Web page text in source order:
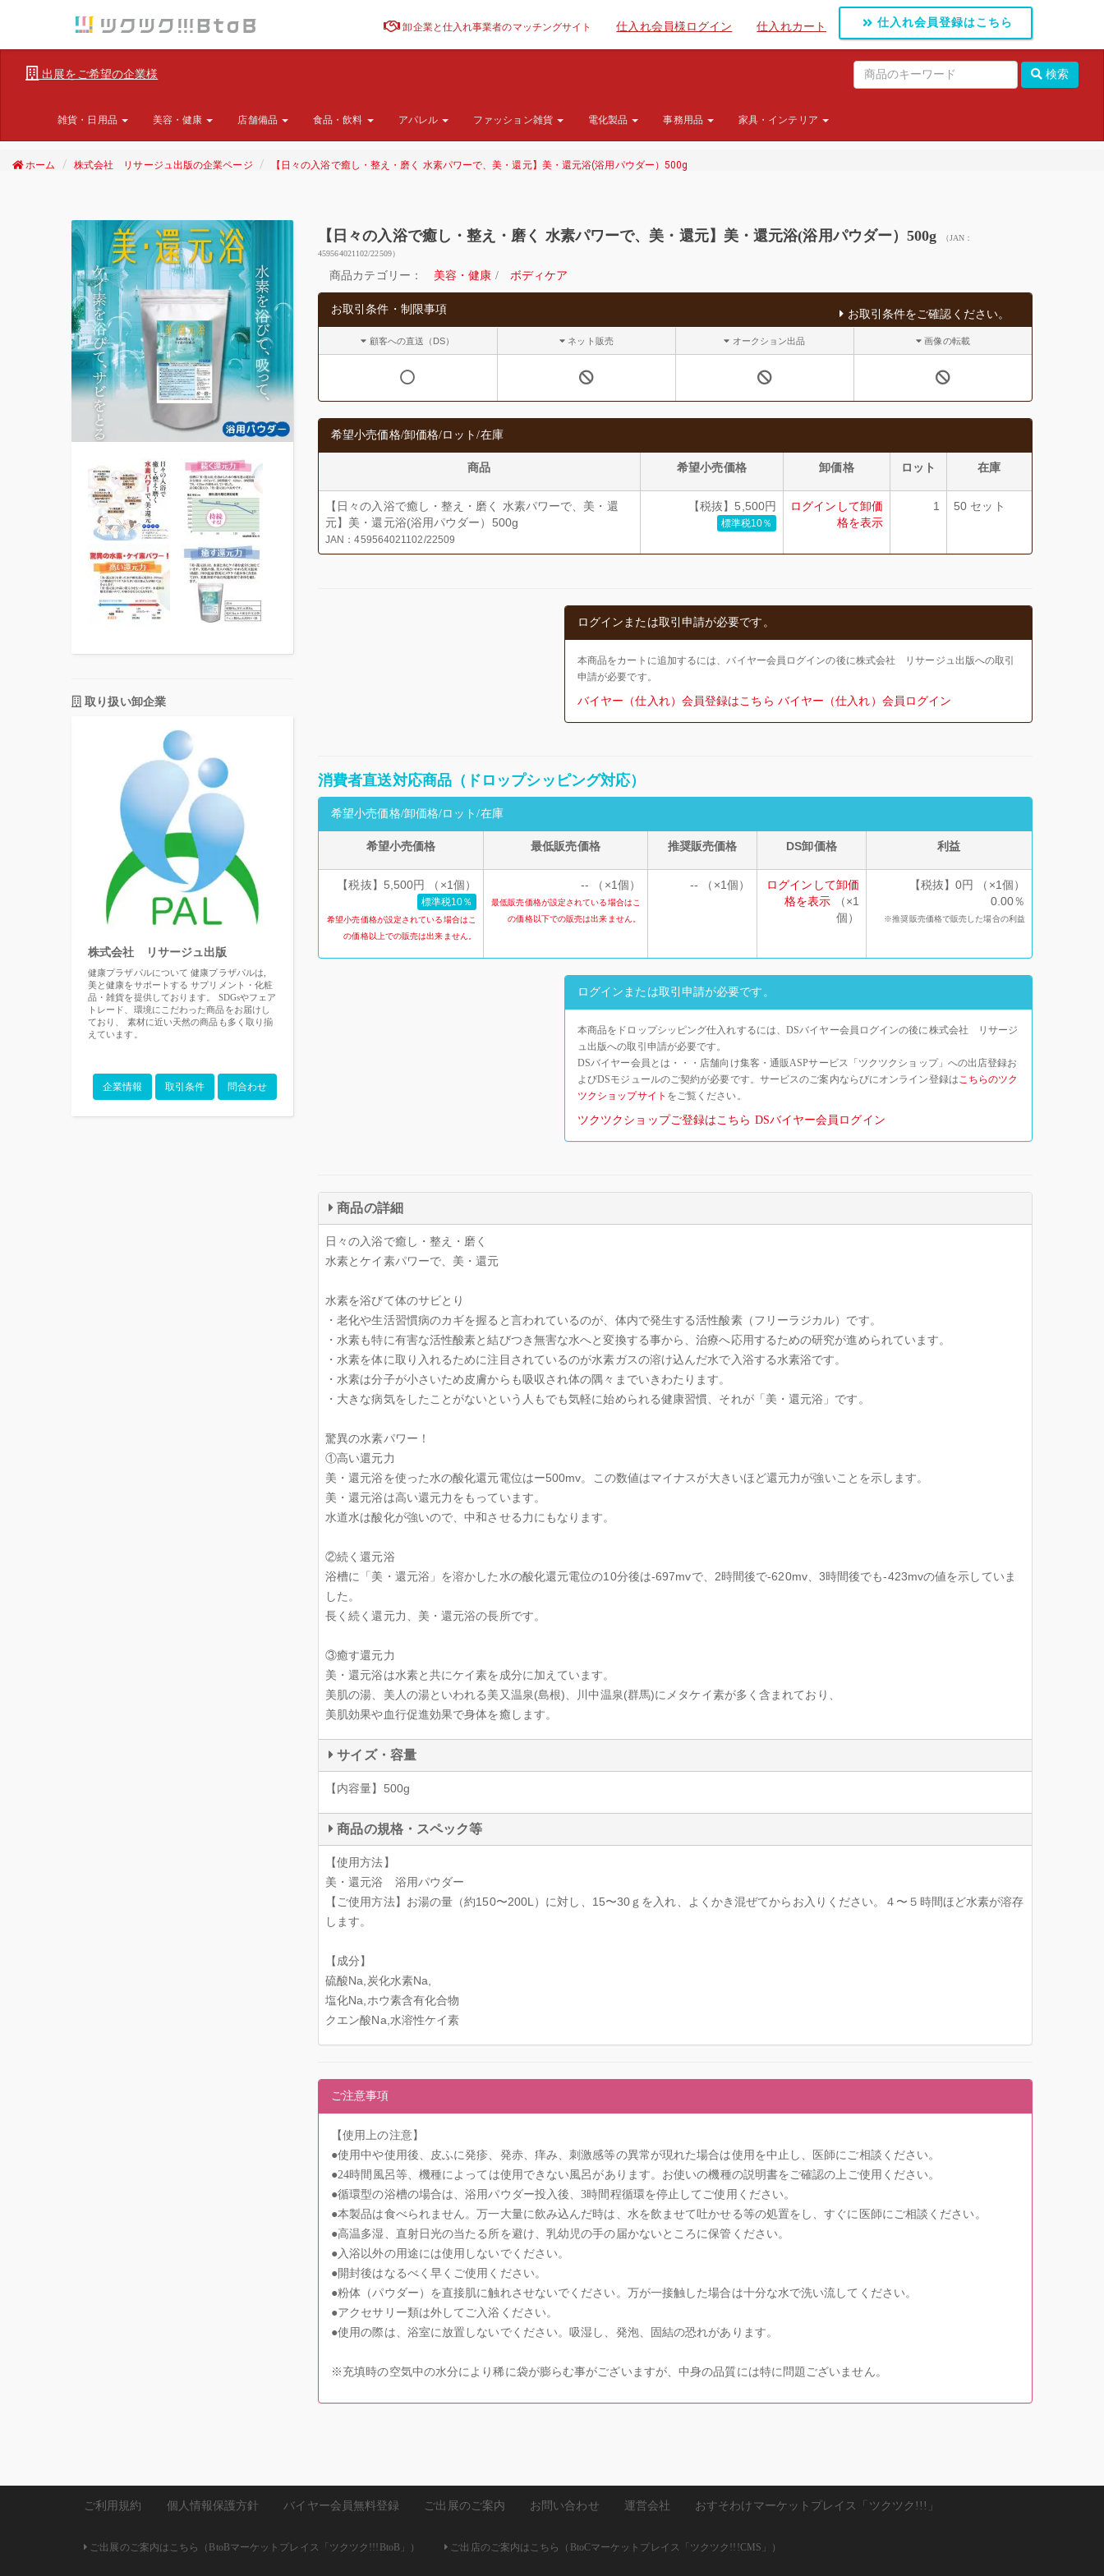
卸企業と仕入れ事業者のマッチングサイト 仕入れ会員様ログイン 仕入れカート 仕入れ会員登録はこちら
出展をご希望の企業様 検索
雑貨・日用品 美容・健康 店舗備品 食品・飲料 アパレル ファッション雑貨 電化製品 事務用品 家具・インテリア
ホーム 株式会社 リサージュ出版の企業ページ 【日々の入浴で癒し・整え・磨く 水素パワーで、美・還元】美・還元浴(浴用パウダー）500g
取り扱い卸企業
株式会社 リサージュ出版
健康プラザパルについて 健康プラザパルは,
美と健康をサポートする サプリメント・化粧
品・雑貨を提供しております。 SDGsやフェア
トレード、環境にこだわった商品をお届けし
ており、 素材に近い天然の商品も多く取り揃
えています。
企業情報 取引条件 問合わせ
【日々の入浴で癒し・整え・磨く 水素パワーで、美・還元】美・還元浴(浴用パウダー）500g
（JAN：
459564021102/22509）
商品カテゴリー： 美容・健康 / ボディケア
お取引条件・制限事項 お取引条件をご確認ください。
顧客への直送（DS） ネット販売 オークション出品 画像の転載
希望小売価格/卸価格/ロット/在庫
商品 希望小売価格 卸価格 ロット 在庫
【日々の入浴で癒し・整え・磨く 水素パワーで、美・還
元】美・還元浴(浴用パウダー）500g
JAN：459564021102/22509
【税抜】5,500円
標準税10％
ログインして卸価
格を表示
1 50 セット
ログインまたは取引申請が必要です。
本商品をカートに追加するには、バイヤー会員ログインの後に株式会社 リサージュ出版への取引
申請が必要です。
バイヤー（仕入れ）会員登録はこちら バイヤー（仕入れ）会員ログイン
消費者直送対応商品（ドロップシッピング対応）
希望小売価格/卸価格/ロット/在庫
希望小売価格 最低販売価格 推奨販売価格 DS卸価格 利益
【税抜】5,500円 （×1個）
標準税10％
希望小売価格が設定されている場合はこ
の価格以上での販売は出来ません。
-- （×1個）
最低販売価格が設定されている場合はこ
の価格以下での販売は出来ません。
-- （×1個）
ログインして卸価
格を表示 （×1
個）
【税抜】0円 （×1個）
0.00％
※推奨販売価格で販売した場合の利益
ログインまたは取引申請が必要です。
本商品をドロップシッピング仕入れするには、DSバイヤー会員ログインの後に株式会社 リサージ
ュ出版への取引申請が必要です。
DSバイヤー会員とは・・・店舗向け集客・通販ASPサービス「ツクツクショップ」への出店登録お
よびDSモジュールのご契約が必要です。サービスのご案内ならびにオンライン登録はこちらのツク
ツクショップサイト をご覧ください。
ツクツクショップご登録はこちら DSバイヤー会員ログイン
商品の詳細
日々の入浴で癒し・整え・磨く
水素とケイ素パワーで、美・還元
水素を浴びて体のサビとり
・老化や生活習慣病のカギを握ると言われているのが、体内で発生する活性酸素（フリーラジカル）です。
・水素も特に有害な活性酸素と結びつき無害な水へと変換する事から、治療へ応用するための研究が進められています。
・水素を体に取り入れるために注目されているのが水素ガスの溶け込んだ水で入浴する水素浴です。
・水素は分子が小さいため皮膚からも吸収され体の隅々までいきわたります。
・大きな病気をしたことがないという人もでも気軽に始められる健康習慣、それが「美・還元浴」です。
驚異の水素パワー！
①高い還元力
美・還元浴を使った水の酸化還元電位はー500mv。この数値はマイナスが大きいほど還元力が強いことを示します。
美・還元浴は高い還元力をもっています。
水道水は酸化が強いので、中和させる力にもなります。
②続く還元浴
浴槽に「美・還元浴」を溶かした水の酸化還元電位の10分後は-697mvで、2時間後で-620mv、3時間後でも-423mvの値を示していま
した。
長く続く還元力、美・還元浴の長所です。
③癒す還元力
美・還元浴は水素と共にケイ素を成分に加えています。
美肌の湯、美人の湯といわれる美又温泉(島根)、川中温泉(群馬)にメタケイ素が多く含まれており、
美肌効果や血行促進効果で身体を癒します。
サイズ・容量
【内容量】500g
商品の規格・スペック等
【使用方法】
美・還元浴 浴用パウダー
【ご使用方法】お湯の量（約150〜200L）に対し、15〜30ｇを入れ、よくかき混ぜてからお入りください。４〜５時間ほど水素が溶存
します。
【成分】
硫酸Na,炭化水素Na,
塩化Na,ホウ素含有化合物
クエン酸Na,水溶性ケイ素
ご注意事項
【使用上の注意】
●使用中や使用後、皮ふに発疹、発赤、痒み、刺激感等の異常が現れた場合は使用を中止し、医師にご相談ください。
●24時間風呂等、機種によっては使用できない風呂があります。お使いの機種の説明書をご確認の上ご使用ください。
●循環型の浴槽の場合は、浴用パウダー投入後、3時間程循環を停止してご使用ください。
●本製品は食べられません。万一大量に飲み込んだ時は、水を飲ませて吐かせる等の処置をし、すぐに医師にご相談ください。
●高温多湿、直射日光の当たる所を避け、乳幼児の手の届かないところに保管ください。
●入浴以外の用途には使用しないでください。
●開封後はなるべく早くご使用ください。
●粉体（パウダー）を直接肌に触れさせないでください。万が一接触した場合は十分な水で洗い流してください。
●アクセサリー類は外してご入浴ください。
●使用の際は、浴室に放置しないでください。吸湿し、発泡、固結の恐れがあります。
※充填時の空気中の水分により稀に袋が膨らむ事がございますが、中身の品質には特に問題ございません。
ご利用規約 個人情報保護方針 バイヤー会員無料登録 ご出展のご案内 お問い合わせ 運営会社 おすそわけマーケットプレイス「ツクツク!!!」
ご出展のご案内はこちら（BtoBマーケットプレイス「ツクツク!!!BtoB」） ご出店のご案内はこちら（BtoCマーケットプレイス「ツクツク!!!CMS」）